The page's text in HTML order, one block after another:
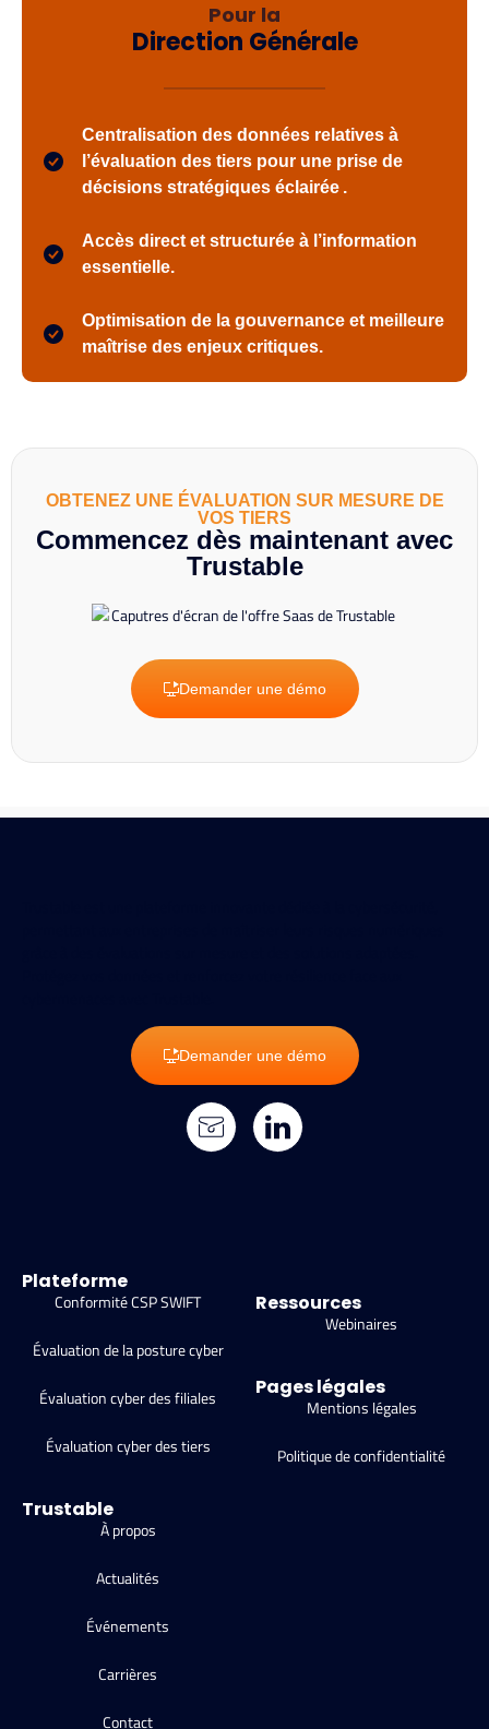
Pour la
Direction Générale
Centralisation des données relatives à
l’évaluation des tiers pour une prise de
décisions stratégiques éclairée .
Accès direct et structurée à l’information
essentielle.
Optimisation de la gouvernance et meilleure
maîtrise des enjeux critiques.
OBTENEZ UNE ÉVALUATION SUR MESURE DE
VOS TIERS
Commencez dès maintenant avec
Trustable
Demander une démo
Demander une démo
Plateforme
Conformité CSP SWIFT
Évaluation de la posture cyber
Évaluation cyber des filiales
Évaluation cyber des tiers
Trustable
À propos
Actualités
Événements
Carrières
Contact
Ressources
Webinaires
Pages légales
Mentions légales
Politique de confidentialité